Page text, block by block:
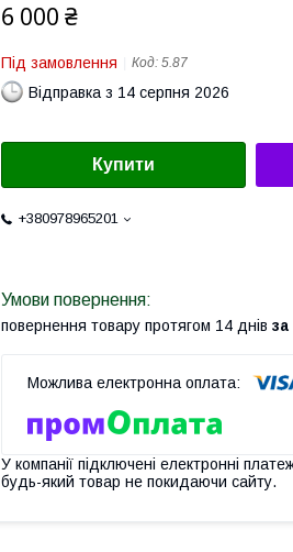
6 000 ₴
Під замовлення Код: 5.87
Відправка з 14 серпня 2026
Купити
+380978965201
повернення товару протягом 14 днів
У компанії підключені електронні
будь-який товар не покидаючи сайту.